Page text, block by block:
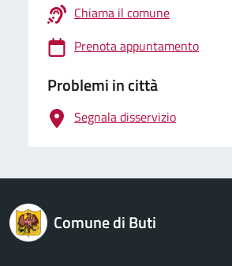
Chiama il comune
Prenota appuntamento
Problemi in città
Segnala disservizio
logo Unione Europea
Comune di Buti